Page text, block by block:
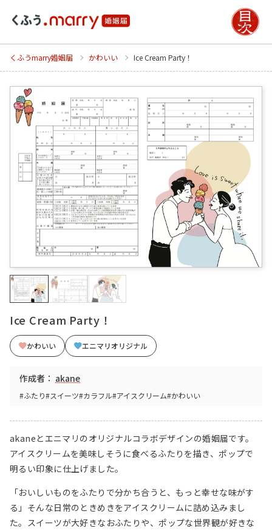
くふうmarry婚姻届 かわいい Ice Cream Party！
Ice Cream Party！
かわいい エニマリオリジナル
作成者： akane
#ふたり#スイーツ#カラフル#アイスクリーム#かわいい
akaneとエニマリのオリジナルコラボデザインの婚姻届です。
アイスクリームを美味しそうに食べるふたりを描き、ポップで
明るい印象に仕上げました。
「おいしいものをふたりで分かち合うと、もっと幸せな味がす
る」そんな日常のときめきをアイスクリームに詰め込みまし
た。スイーツが大好きなおふたりや、ポップな世界観が好きな